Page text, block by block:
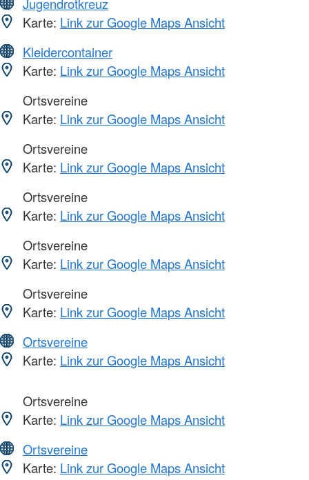
Karte: Link zur Google Maps Ansicht
Kleidercontainer
Karte: Link zur Google Maps Ansicht
Ortsvereine
Karte: Link zur Google Maps Ansicht
Ortsvereine
Karte: Link zur Google Maps Ansicht
Ortsvereine
Karte: Link zur Google Maps Ansicht
Ortsvereine
Karte: Link zur Google Maps Ansicht
Ortsvereine
Karte: Link zur Google Maps Ansicht
Ortsvereine
Karte: Link zur Google Maps Ansicht
Ortsvereine
Karte: Link zur Google Maps Ansicht
Ortsvereine
Karte: Link zur Google Maps Ansicht